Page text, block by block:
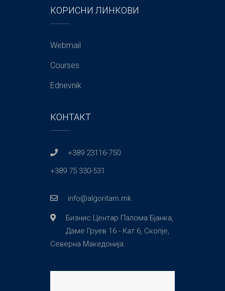
КОРИСНИ ЛИНКОВИ
Webmail
Courses
Ednevnik
КОНТАКТ
+389 23116-750
+389 75 330-531
info@algoritam.mk
Бизнис Центар Палома Бјанка,
Даме Груев 16 - Кат 6, Скопје,
Северна Македонија